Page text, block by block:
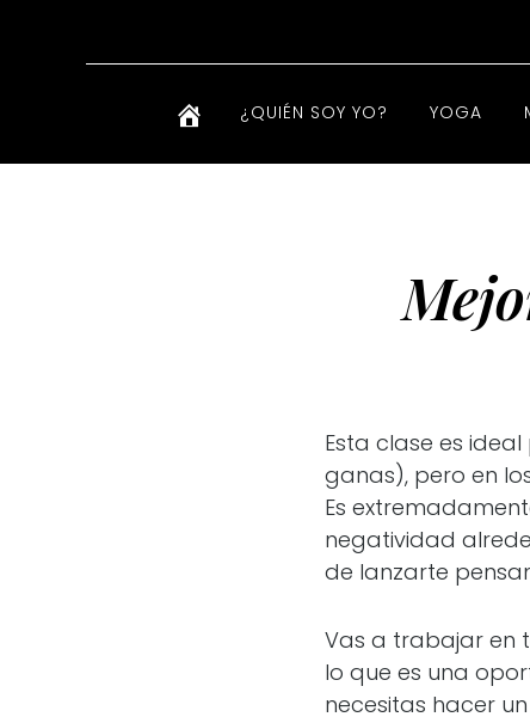
¿QUIÉN SOY YO? YOGA
Esta clase es
ganas), pero en
Es
negatividad
de lanzarte
Vas a trabajar en
lo que es una
necesitas hacer